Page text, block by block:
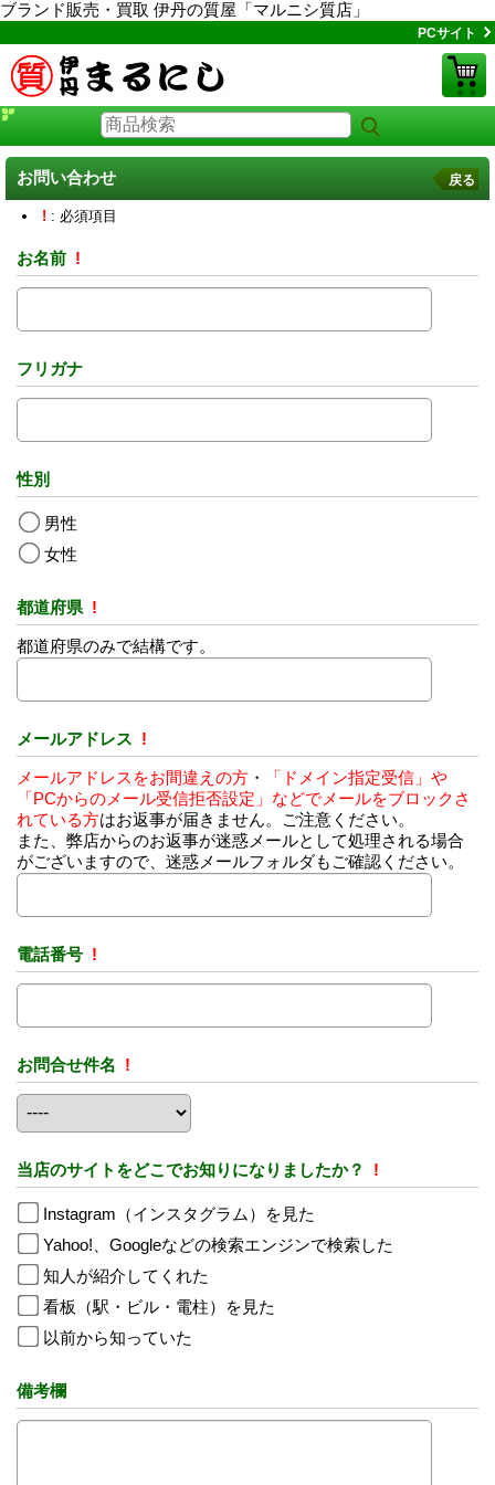
ブランド販売・買取 伊丹の質屋「マルニシ質店」
PCサイト
お問い合わせ 戻る
! : 必須項目
お名前 !
フリガナ
性別
男性
女性
都道府県 !
都道府県のみで結構です。
メールアドレス !
メールアドレスをお間違えの方 ・
「ドメイン指定受信」や
「PCからのメール受信拒否設定」などでメールをブロックさ
れている方はお返事が届きません。ご注意ください。
また、弊店からのお返事が迷惑メールとして処理される場合
がございますので、迷惑メールフォルダもご確認ください。
電話番号 !
お問合せ件名 !
当店のサイトをどこでお知りになりましたか？ !
Instagram（インスタグラム）を見た
Yahoo!、Googleなどの検索エンジンで検索した
知人が紹介してくれた
看板（駅・ビル・電柱）を見た
以前から知っていた
備考欄